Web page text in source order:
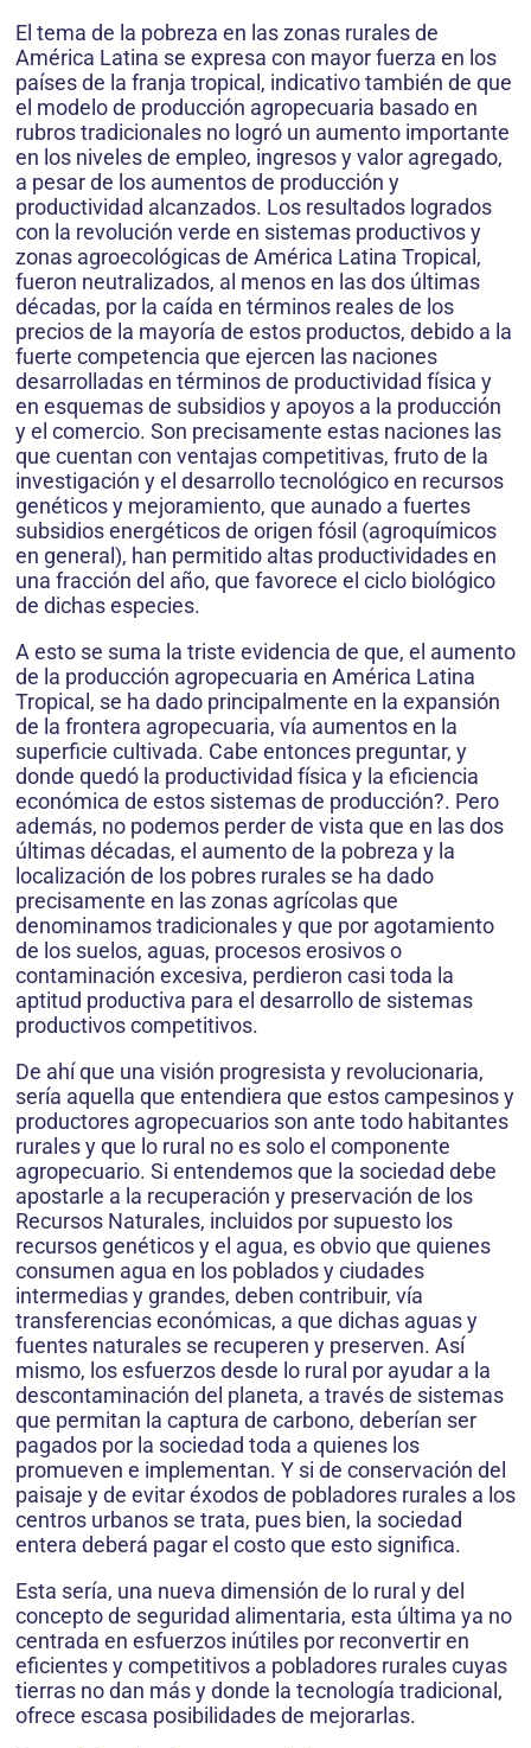
El tema de la pobreza en las zonas rurales de
América Latina se expresa con mayor fuerza en los
países de la franja tropical, indicativo también de que
el modelo de producción agropecuaria basado en
rubros tradicionales no logró un aumento importante
en los niveles de empleo, ingresos y valor agregado,
a pesar de los aumentos de producción y
productividad alcanzados. Los resultados logrados
con la revolución verde en sistemas productivos y
zonas agroecológicas de América Latina Tropical,
fueron neutralizados, al menos en las dos últimas
décadas, por la caída en términos reales de los
precios de la mayoría de estos productos, debido a la
fuerte competencia que ejercen las naciones
desarrolladas en términos de productividad física y
en esquemas de subsidios y apoyos a la producción
y el comercio. Son precisamente estas naciones las
que cuentan con ventajas competitivas, fruto de la
investigación y el desarrollo tecnológico en recursos
genéticos y mejoramiento, que aunado a fuertes
subsidios energéticos de origen fósil (agroquímicos
en general), han permitido altas productividades en
una fracción del año, que favorece el ciclo biológico
de dichas especies.
A esto se suma la triste evidencia de que, el aumento
de la producción agropecuaria en América Latina
Tropical, se ha dado principalmente en la expansión
de la frontera agropecuaria, vía aumentos en la
superficie cultivada. Cabe entonces preguntar, y
donde quedó la productividad física y la eficiencia
económica de estos sistemas de producción?. Pero
además, no podemos perder de vista que en las dos
últimas décadas, el aumento de la pobreza y la
localización de los pobres rurales se ha dado
precisamente en las zonas agrícolas que
denominamos tradicionales y que por agotamiento
de los suelos, aguas, procesos erosivos o
contaminación excesiva, perdieron casi toda la
aptitud productiva para el desarrollo de sistemas
productivos competitivos.
De ahí que una visión progresista y revolucionaria,
sería aquella que entendiera que estos campesinos y
productores agropecuarios son ante todo habitantes
rurales y que lo rural no es solo el componente
agropecuario. Si entendemos que la sociedad debe
apostarle a la recuperación y preservación de los
Recursos Naturales, incluidos por supuesto los
recursos genéticos y el agua, es obvio que quienes
consumen agua en los poblados y ciudades
intermedias y grandes, deben contribuir, vía
transferencias económicas, a que dichas aguas y
fuentes naturales se recuperen y preserven. Así
mismo, los esfuerzos desde lo rural por ayudar a la
descontaminación del planeta, a través de sistemas
que permitan la captura de carbono, deberían ser
pagados por la sociedad toda a quienes los
promueven e implementan. Y si de conservación del
paisaje y de evitar éxodos de pobladores rurales a los
centros urbanos se trata, pues bien, la sociedad
entera deberá pagar el costo que esto significa.
Esta sería, una nueva dimensión de lo rural y del
concepto de seguridad alimentaria, esta última ya no
centrada en esfuerzos inútiles por reconvertir en
eficientes y competitivos a pobladores rurales cuyas
tierras no dan más y donde la tecnología tradicional,
ofrece escasa posibilidades de mejorarlas.